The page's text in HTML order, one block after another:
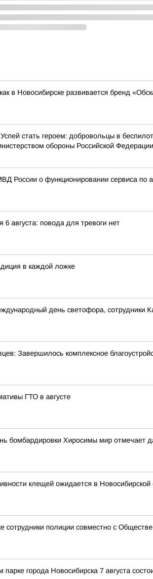
в Новосибирске развивается бренд
стать героем: добровольцы в
обороны Российской
России о функционировании сервиса по
6 августа: повода для тревоги нет
в каждой ложке
день светофора, сотрудники
Завершилось комплексное
ГТО в августе
бомбардировки Хиросимы мир отмечает
клещей ожидается в Новосибирской
сотрудники полиции совместно с
города Новосибирска 7 августа